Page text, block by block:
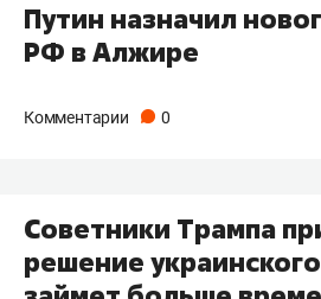
Путин назначил
РФ в Алжире
Комментарии 0
Советники Трампа
решение